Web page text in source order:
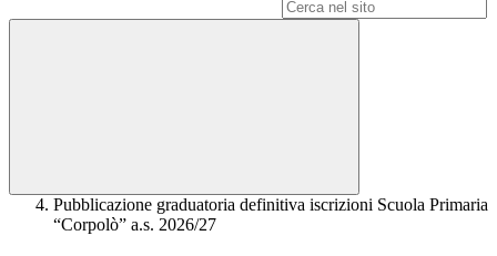
Pubblicazione graduatoria definitiva iscrizioni Scuola Primaria
“Corpolò” a.s. 2026/27